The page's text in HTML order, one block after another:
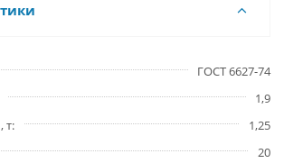
ГОСТ 6627-74
1,9
т
1,25
20